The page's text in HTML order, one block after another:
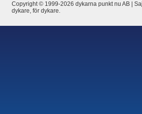
Copyright © 1999-2026 dykarna punkt nu AB |
dykare, för dykare.